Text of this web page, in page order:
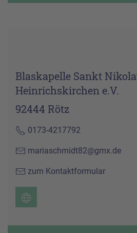
Blaskapelle Sankt
Heinrichskirchen e.V.
92444 Rötz
0173-4217792
mariaschmidt82@gmx.de
zum Kontaktformular